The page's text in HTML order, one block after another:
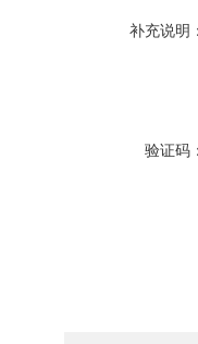
补充说明
验证码